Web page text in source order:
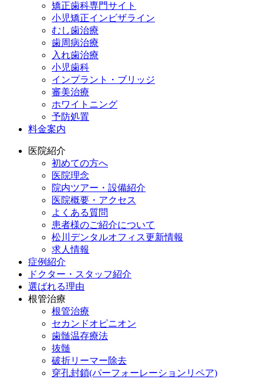
矯正歯科専門サイト
小児矯正インビザライン
むし歯治療
歯周病治療
入れ歯治療
小児歯科
インプラント・ブリッジ
審美治療
ホワイトニング
予防処置
料金案内
医院紹介
初めての方へ
医院理念
院内ツアー・設備紹介
医院概要・アクセス
よくある質問
患者様のご紹介について
松川デンタルオフィス更新情報
求人情報
症例紹介
ドクター・スタッフ紹介
選ばれる理由
根管治療
根管治療
セカンドオピニオン
歯髄温存療法
抜髄
破折リーマー除去
穿孔封鎖(パーフォーレーションリペア)